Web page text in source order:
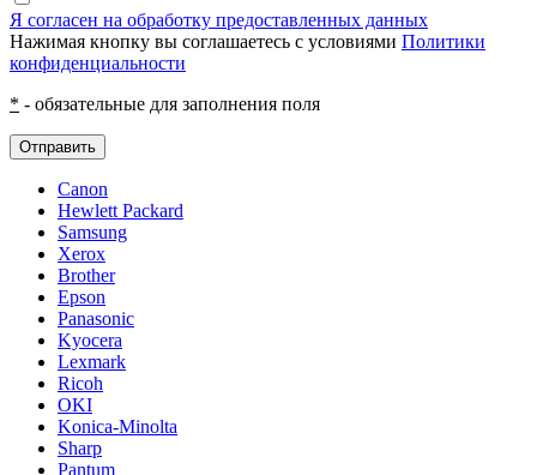
Я согласен на обработку предоставленных данных
Нажимая кнопку вы соглашаетесь с условиями Политики
конфиденциальности
* - обязательные для заполнения поля
Отправить
Canon
Hewlett Packard
Samsung
Xerox
Brother
Epson
Panasonic
Kyocera
Lexmark
Ricoh
OKI
Konica-Minolta
Sharp
Pantum